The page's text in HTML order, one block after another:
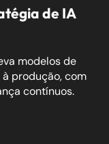
de IA
modelos de
produção, com
contínuos.